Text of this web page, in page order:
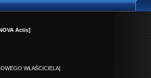
Actis]
WŁAŚCICIELA]